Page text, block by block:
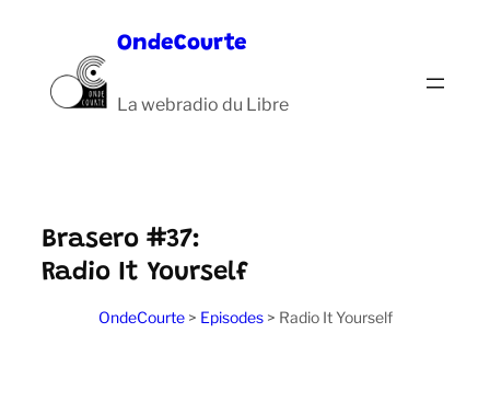
contenu
OndeCourte
La webradio du Libre
Brasero #37:
Radio It Yourself
OndeCourte> Episodes> Radio It Yourself